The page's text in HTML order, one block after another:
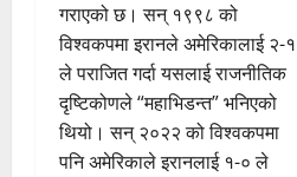
गराएको छ। सन् १९९८ को
विश्वकपमा इरानले अमेरिकालाई २-१
ले पराजित गर्दा यसलाई राजनीतिक
दृष्टिकोणले “महाभिडन्त” भनिएको
थियो। सन् २०२२ को विश्वकपमा
पनि अमेरिकाले इरानलाई १-० ले